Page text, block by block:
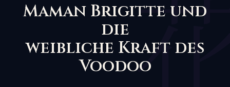
Maman Brigitte und
die
weibliche Kraft des
Voodoo